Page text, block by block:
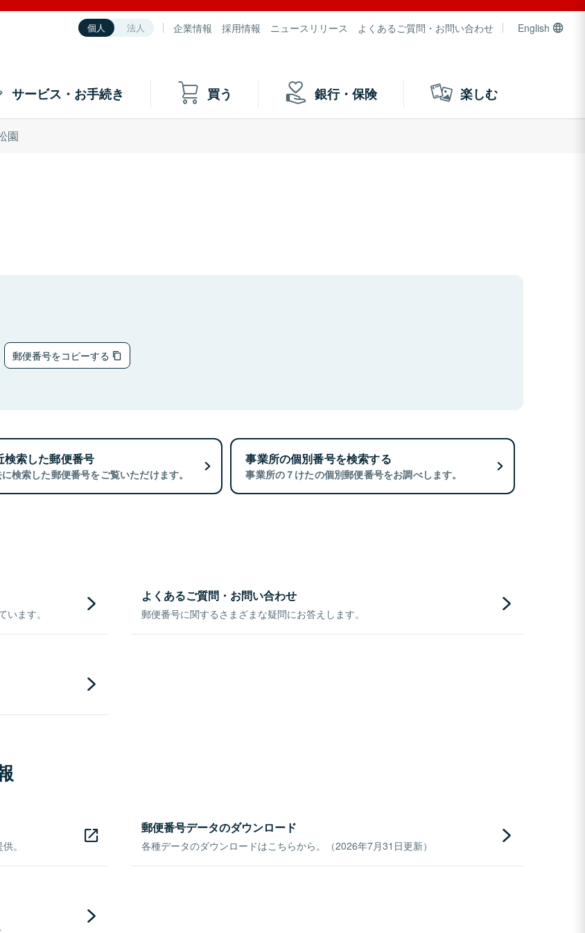
個人 法人 企業情報 採用情報 ニュースリリース よくあるご質問・お問い合わせ English
サービス・お手続き 買う 銀行・保険 楽しむ
園
郵便番号をコピーする
検索した郵便番号
検索した郵便番号をご覧いただけます。
事業所の個別番号を検索する
事業所の７けたの個別郵便番号をお調べします。
ます。
よくあるご質問・お問い合わせ
郵便番号に関するさまざまな疑問にお答えします。
。
郵便番号データのダウンロード
各種データのダウンロードはこちらから。（2026年7月31日更新）